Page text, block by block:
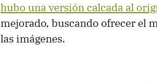
hubo una versión calcada al
mejorado, buscando ofrecer el
las imágenes.